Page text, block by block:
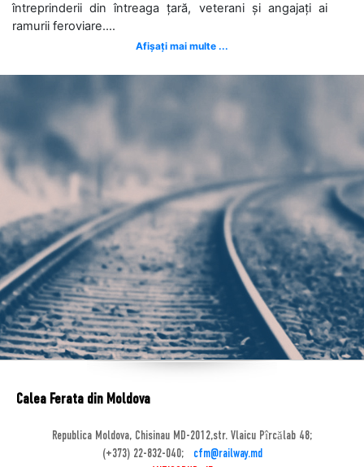
întreprinderii din întreaga țară, veterani și angajați ai
ramurii feroviare....
Afișați mai multe ...
Calea Ferata din Moldova
Republica Moldova, Chisinau MD-2012,str. Vlaicu Pîrcălab 48;
(+373) 22-832-040;
cfm@railway.md